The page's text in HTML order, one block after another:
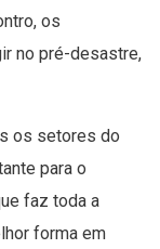
os
no pré-desastre,
os setores do
para o
faz toda a
forma em